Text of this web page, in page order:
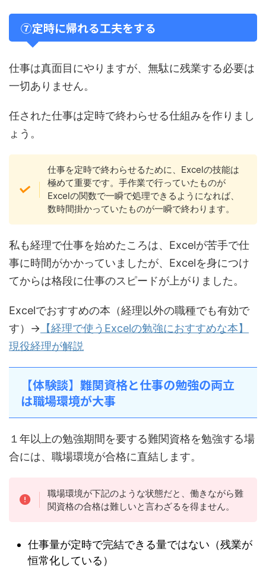
⑦定時に帰れる工夫をする
仕事は真面目にやりますが、無駄に残業する必要は
一切ありません。
任された仕事は定時で終わらせる仕組みを作りまし
ょう。
仕事を定時で終わらせるために、Excelの技能は
極めて重要です。手作業で行っていたものが
Excelの関数で一瞬で処理できるようになれば、
数時間掛かっていたものが一瞬で終わります。
私も経理で仕事を始めたころは、Excelが苦手で仕
事に時間がかかっていましたが、Excelを身につけ
てからは格段に仕事のスピードが上がりました。
Excelでおすすめの本（経理以外の職種でも有効で
す）→ 【経理で使うExcelの勉強におすすめな本】
現役経理が解説
【体験談】難関資格と仕事の勉強の両立
は職場環境が大事
１年以上の勉強期間を要する難関資格を勉強する場
合には、職場環境が合格に直結します。
職場環境が下記のような状態だと、働きながら難
関資格の合格は難しいと言わざるを得ません。
仕事量が定時で完結できる量ではない（残業が
恒常化している）